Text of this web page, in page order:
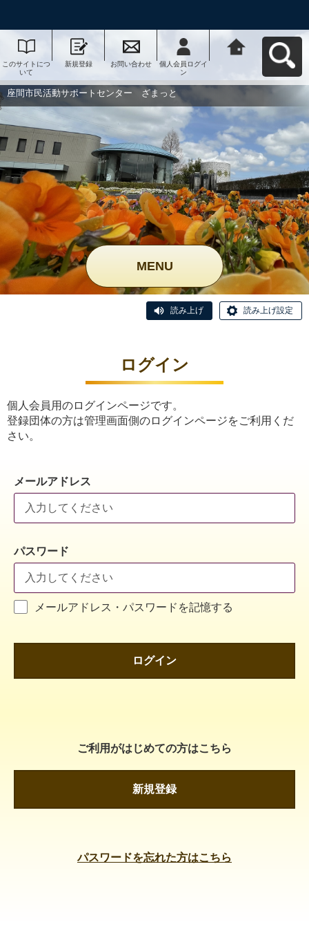
このサイトにつ
いて
新規登録 お問い合わせ
個人会員ログイ
ン
ー ざまっとへ
座間市民活動サポートセンター ざまっと
MENU
読み上げ 読み上げ設定
ログイン
個人会員用のログインページです。
登録団体の方は管理画面側のログインページをご利用くだ
さい。
メールアドレス
パスワード
メールアドレス・パスワードを記憶する
ログイン
ご利用がはじめての方はこちら
新規登録
パスワードを忘れた方はこちら